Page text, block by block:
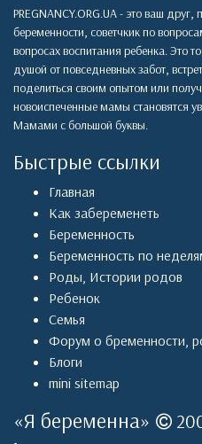
PREGNANCY.ORG.UA - это ваш
беременности, советчкик по
вопросах воспитания ребенка. Это
душой от повседневных забот,
поделиться своим опытом или
новоиспеченные мамы становятся
Мамами с большой буквы.
Быстрые ссылки
Главная
Как забеременеть
Беременность
Беременность по
Роды, Истории родов
Ребенок
Семья
Форум о бременности,
Блоги
mini sitemap
«Я беременна»